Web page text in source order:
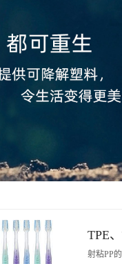
TPE
AND
射粘PP